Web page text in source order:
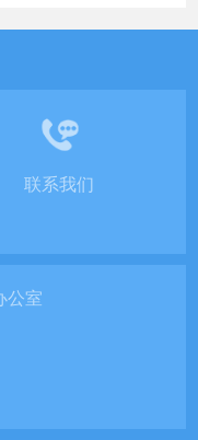
联系我们
公室